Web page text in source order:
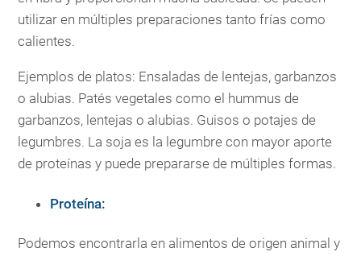
utilizar en múltiples preparaciones tanto frías como
calientes.
Ejemplos de platos: Ensaladas de lentejas, garbanzos
o alubias. Patés vegetales como el hummus de
garbanzos, lentejas o alubias. Guisos o potajes de
legumbres. La soja es la legumbre con mayor aporte
de proteínas y puede prepararse de múltiples formas.
Proteína:
Podemos encontrarla en alimentos de origen animal y